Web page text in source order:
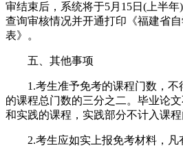
审结束后，系统将于5月15日(上半
查询审核情况并开通打印《福建省
表》。
五、其他事项
1.考生准予免考的课程门数，不
的课程总门数的三分之二。毕业论
和实践的课程，实践部分不计入课程
2.考生应如实上报免考材料，凡